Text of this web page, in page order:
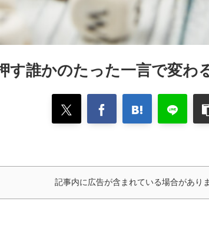
す誰かのたった一言で変わ
記事内に広告が含まれている場合があり